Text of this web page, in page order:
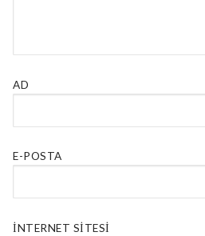
AD
E-POSTA
İNTERNET SITESI